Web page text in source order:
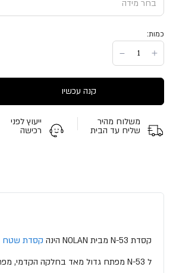
כמות:
קנה עכשיו
משלוח מהיר
שליח עד הבית
ייעוץ לפני
רכישה
קסדת N-53 מבית NOLAN הינה קסדת שטח
ל N-53 מפתח גדול מאד בחלקה הקדמי, מפתח זה תורם לתאימות הקסדה למגוון רחב של משקפי אבק ובנוסף מתפקד ככניסת אוויר נוספת.